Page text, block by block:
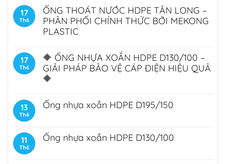
17
Th6
ỐNG THOÁT NƯỚC HDPE TÂN LONG –
PHÂN PHỐI CHÍNH THỨC BỞI MEKONG
PLASTIC
17
Th6
🔶 ỐNG NHỰA XOẮN HDPE D130/100 –
GIẢI PHÁP BẢO VỆ CÁP ĐIỆN HIỆU QUẢ
🔶
13
Th6
Ống nhựa xoắn HDPE D195/150
11
Th6
Ống nhựa xoắn HDPE D130/100